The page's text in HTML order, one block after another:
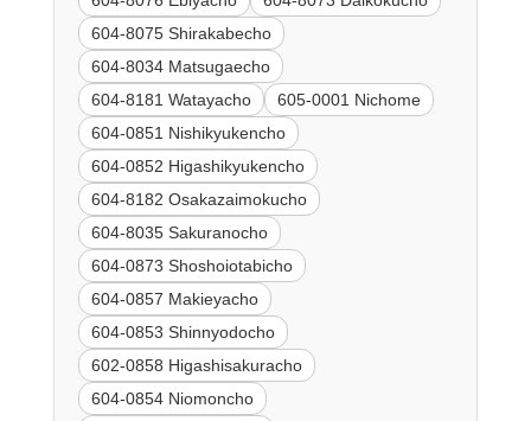
604-8075 Shirakabecho
604-8034 Matsugaecho
604-8181 Watayacho
605-0001 Nichome
604-0851 Nishikyukencho
604-0852 Higashikyukencho
604-8182 Osakazaimokucho
604-8035 Sakuranocho
604-0873 Shoshoiotabicho
604-0857 Makieyacho
604-0853 Shinnyodocho
602-0858 Higashisakuracho
604-0854 Niomoncho